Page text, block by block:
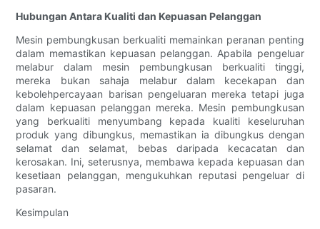
Hubungan Antara Kualiti dan Kepuasan Pelanggan
Mesin pembungkusan berkualiti memainkan peranan penting
dalam memastikan kepuasan pelanggan. Apabila pengeluar
melabur dalam mesin pembungkusan berkualiti tinggi,
mereka bukan sahaja melabur dalam kecekapan dan
kebolehpercayaan barisan pengeluaran mereka tetapi juga
dalam kepuasan pelanggan mereka. Mesin pembungkusan
yang berkualiti menyumbang kepada kualiti keseluruhan
produk yang dibungkus, memastikan ia dibungkus dengan
selamat dan selamat, bebas daripada kecacatan dan
kerosakan. Ini, seterusnya, membawa kepada kepuasan dan
kesetiaan pelanggan, mengukuhkan reputasi pengeluar di
pasaran.
Kesimpulan